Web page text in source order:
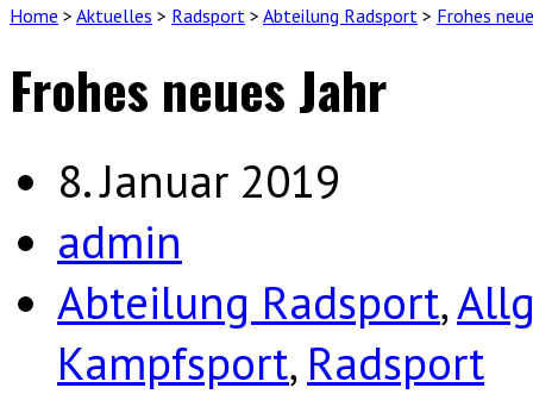
Home > Aktuelles > Radsport > Abteilung Radsport > Frohes
Frohes neues Jahr
8. Januar 2019
admin
Abteilung Radsport,
Kampfsport, Radsport